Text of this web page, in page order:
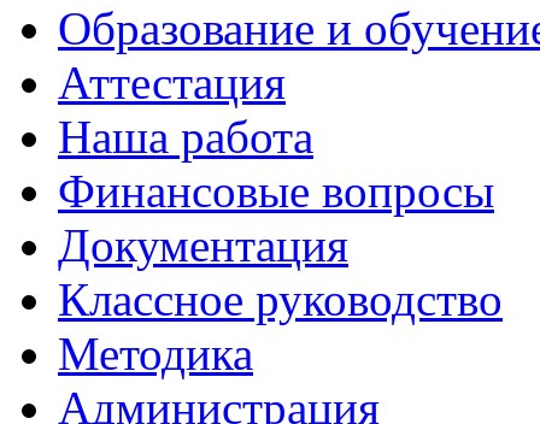
Образование и
Аттестация
Наша работа
Финансовые вопросы
Документация
Классное руководство
Методика
Администрация